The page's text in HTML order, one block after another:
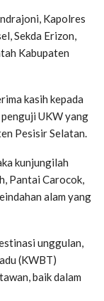
Kapolres
Sekda Erizon,
Kabupaten
kasih kepada
UKW yang
Pesisir Selatan.
kunjungilah
Pantai Carocok,
alam yang
unggulan,
(KWBT)
baik dalam